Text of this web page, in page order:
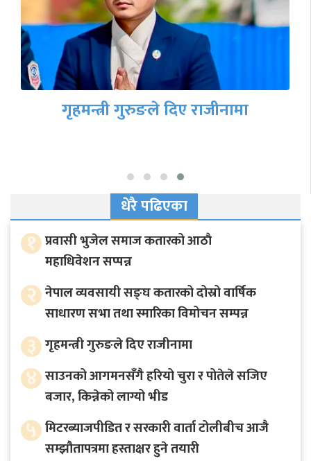
गृहमन्त्री गुरुङले दिए राजीनामा
धेरै पढिएका
१ प्रवासी भुजेल समाज कतारको आठाै
महाधिवेशन सप्पन्न
२ नेपाल व्यवसायी सङ्घ कतारको दोस्रो वार्षिक
साधारण सभा तथा स्मारिका विमोचन सम्पन्न
३ गृहमन्त्री गुरुङले दिए राजीनामा
४ साउनको आगमनसँगै हरियो चुरा र पोतेले सजिए
बजार, किन्नेको लाग्यो भीड
५ मिटरब्याजपीडित र सरकारी वार्ता टोलीबीच आजै
सम्झौतापत्रमा हस्ताक्षर हुने तयारी